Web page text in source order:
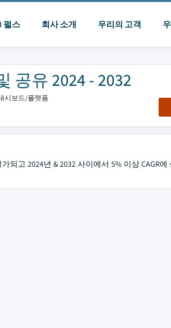
펄스 회사 소개 우리의 고객
공유 2024 - 2032
시보드/플랫폼
되고 2024년 & 2032 사이에서 5% 이상 CAGR